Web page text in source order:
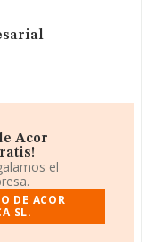
Acor
el
DE ACOR
SL.